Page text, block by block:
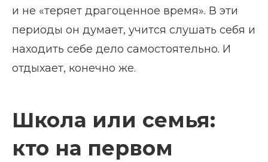
и не «теряет драгоценное время». В эти
периоды он думает, учится слушать себя и
находить себе дело самостоятельно. И
отдыхает, конечно же.
Школа или семья:
кто на первом